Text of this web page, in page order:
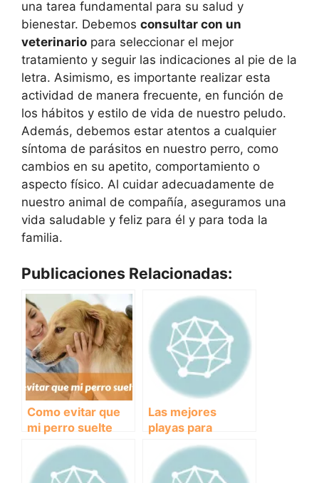
una tarea fundamental para su salud y
bienestar. Debemos consultar con un
veterinario para seleccionar el mejor
tratamiento y seguir las indicaciones al pie de la
letra. Asimismo, es importante realizar esta
actividad de manera frecuente, en función de
los hábitos y estilo de vida de nuestro peludo.
Además, debemos estar atentos a cualquier
síntoma de parásitos en nuestro perro, como
cambios en su apetito, comportamiento o
aspecto físico. Al cuidar adecuadamente de
nuestro animal de compañía, aseguramos una
vida saludable y feliz para él y para toda la
familia.
Publicaciones Relacionadas:
Como evitar que
mi perro suelte
Las mejores
playas para
perros: diversión
asegurada en la
arena y el mar